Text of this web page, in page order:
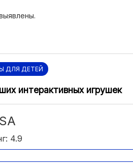
ДЛЯ ДЕТЕЙ
интерактивных игрушек
4.9